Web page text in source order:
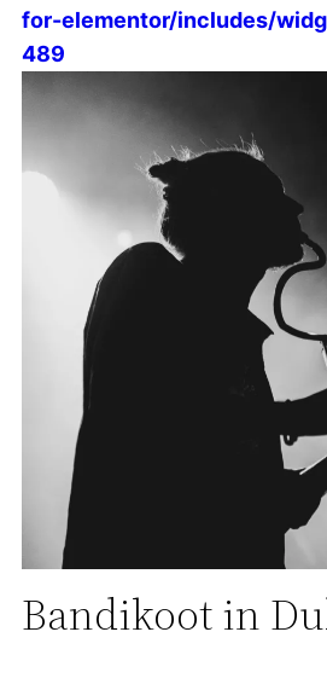
for-elementor/includes/
489
Bandikoot in